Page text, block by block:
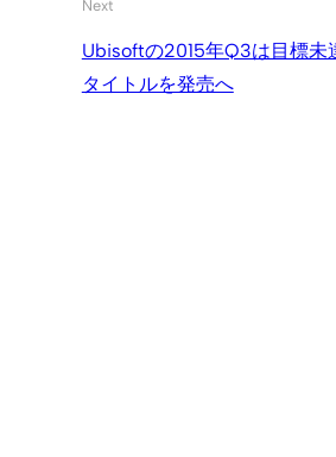
Next
Ubisoftの2015年Q3は目標
タイトルを発売へ